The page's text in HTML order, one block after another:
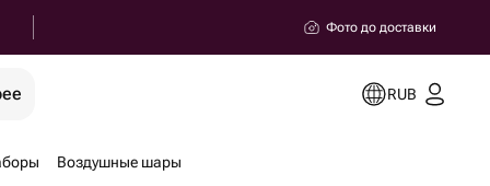
Фото до доставки
RUB
Воздушные шары